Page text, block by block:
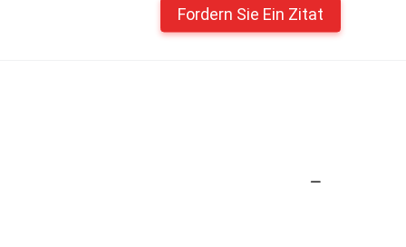
Fordern Sie Ein Zitat